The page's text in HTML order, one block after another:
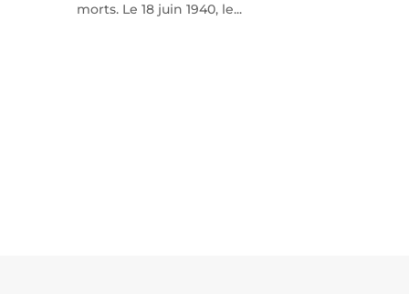
morts. Le 18 juin 1940, le...